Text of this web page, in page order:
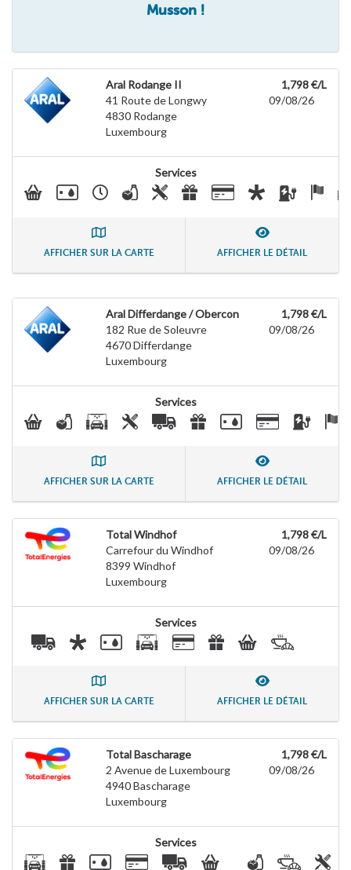
Musson !
Aral Rodange II
41 Route de Longwy
4830 Rodange
Luxembourg
1,798 €/L
09/08/26
Services
AFFICHER SUR LA CARTE AFFICHER LE DÉTAIL
Aral Differdange / Obercon
182 Rue de Soleuvre
4670Differdange
Luxembourg
1,798 €/L
09/08/26
Services
AFFICHER SUR LA CARTE AFFICHER LE DÉTAIL
Total Windhof
Carrefour du Windhof
8399 Windhof
Luxembourg
1,798 €/L
09/08/26
Services
AFFICHER SUR LA CARTE AFFICHER LE DÉTAIL
Total Bascharage
2 Avenue de Luxembourg
4940Bascharage
Luxembourg
1,798 €/L
09/08/26
Services